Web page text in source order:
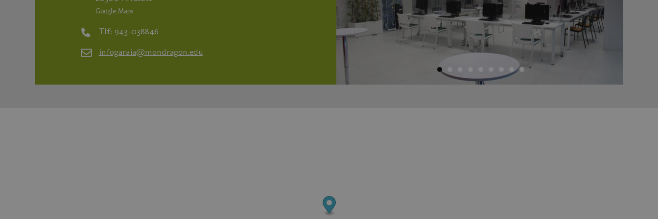
Google Maps
Tlf: 943-038846
infogaraia@mondragon.edu